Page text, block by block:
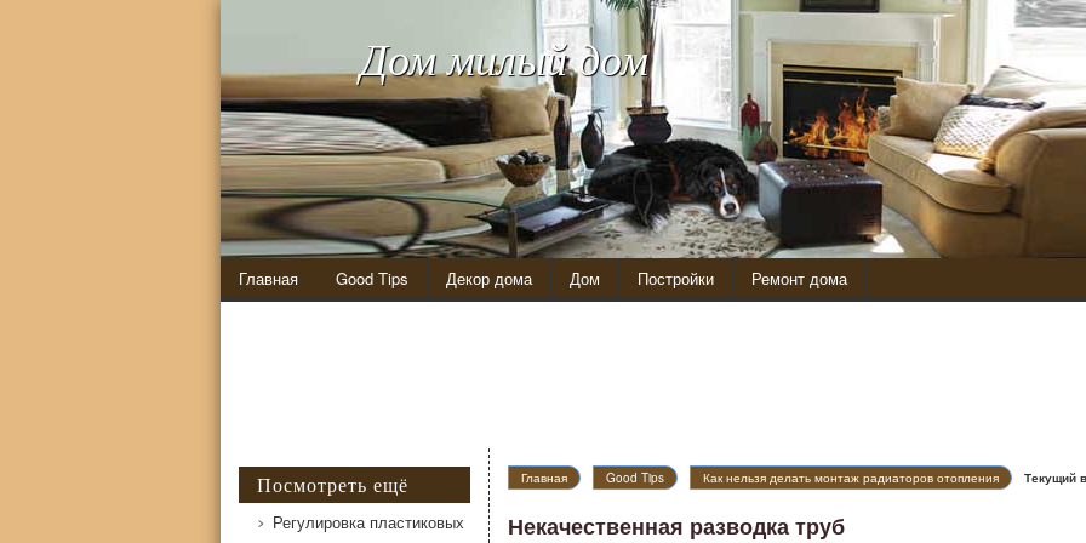
Дом милый дом
Главная Good Tips Декор дома Дом Постройки Ремонт дома
Главная Good Tips Как нельзя делать монтаж радиаторов отопления Текущий
Некачественная разводка труб
Посмотреть ещё
Регулировка пластиковых